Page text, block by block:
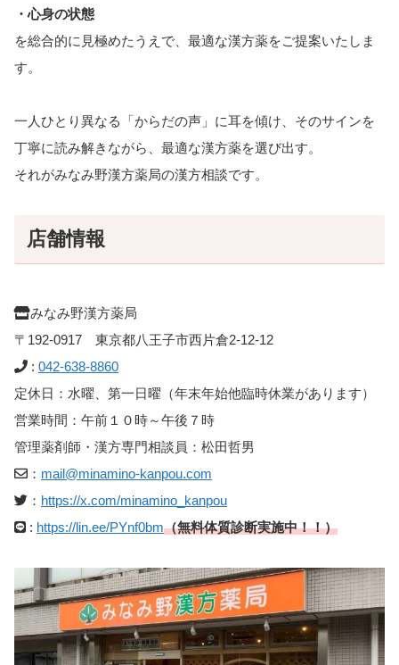
・心身の状態
を総合的に見極めたうえで、最適な漢方薬をご提案いたしま
す。
一人ひとり異なる「からだの声」に耳を傾け、そのサインを
丁寧に読み解きながら、最適な漢方薬を選び出す。
それがみなみ野漢方薬局の漢方相談です。
店舗情報
みなみ野漢方薬局
〒192-0917 東京都八王子市西片倉2-12-12
: 042-638-8860
定休日：水曜、第一日曜（年末年始他臨時休業があります）
営業時間：午前１０時～午後７時
管理薬剤師・漢方専門相談員：松田哲男
： mail@minamino-kanpou.com
： https://x.com/minamino_kanpou
: https://lin.ee/PYnf0bm（無料体質診断実施中！！）